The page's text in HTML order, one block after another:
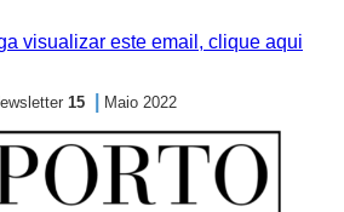
visualizar este email, clique aqui
15 Maio 2022